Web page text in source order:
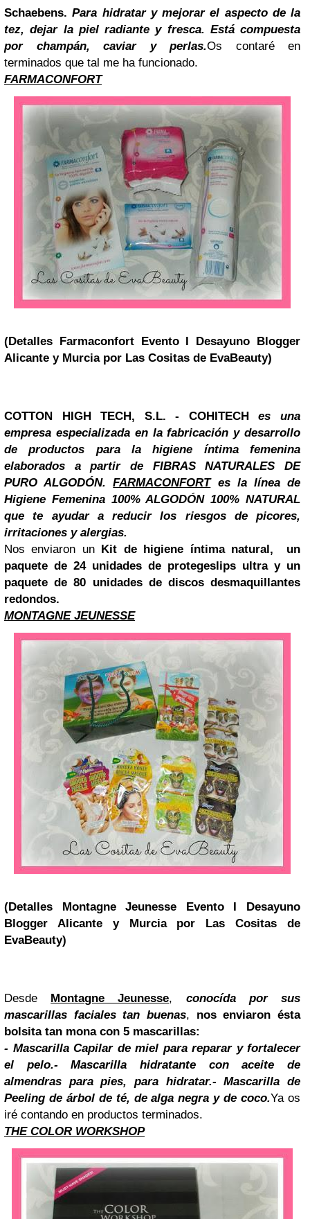
Schaebens. Para hidratar y mejorar el aspecto de la
tez, dejar la piel radiante y fresca. Está compuesta
por champán, caviar y perlas.Os contaré en
terminados que tal me ha funcionado.
FARMACONFORT
(Detalles Farmaconfort Evento I Desayuno Blogger
Alicante y Murcia por Las Cositas de EvaBeauty)
COTTON HIGH TECH, S.L. - COHITECH
es una
empresa especializada en la fabricación y desarrollo
de productos para la higiene íntima femenina
elaborados a partir de FIBRAS NATURALES DE
PURO ALGODÓN.FARMACONFORTes la línea de
Higiene Femenina 100% ALGODÓN 100% NATURAL
que te ayudar a reducir los riesgos de picores,
irritaciones y alergias.
Nos enviaron un Kit de higiene íntima natural, un
paquete de 24 unidades de protegeslips ultra y un
paquete de 80 unidades de discos desmaquillantes
redondos.
MONTAGNE JEUNESSE
(Detalles Montagne Jeunesse Evento I Desayuno
Blogger Alicante y Murcia por Las Cositas de
EvaBeauty)
Desde Montagne Jeunesse, conocída por sus
mascarillas faciales tan buenas, nos enviaron ésta
bolsita tan mona con 5 mascarillas:
- Mascarilla Capilar de miel para reparar y fortalecer
el pelo.- Mascarilla hidratante con aceite de
almendras para pies, para hidratar.- Mascarilla de
Peeling de árbol de té, de alga negra y de coco.Ya os
iré contando en productos terminados.
THE COLOR WORKSHOP